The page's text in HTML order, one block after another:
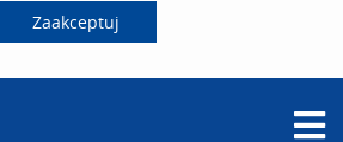
Zaakceptuj